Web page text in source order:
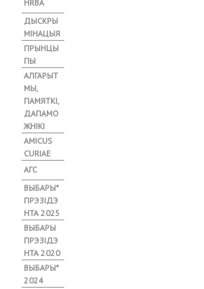
HRBA
ДЫСКРЫ
МІНАЦЫЯ
ПРЫНЦЫ
ПЫ
АЛГАРЫТ
МЫ,
ПАМЯТКІ,
ДАПАМО
ЖНІКІ
АMICUS
CURIAE
АГС
ВЫБАРЫ*
ПРЭЗІДЭ
НТА 2025
ВЫБАРЫ
ПРЭЗІДЭ
НТА 2020
ВЫБАРЫ*
2024